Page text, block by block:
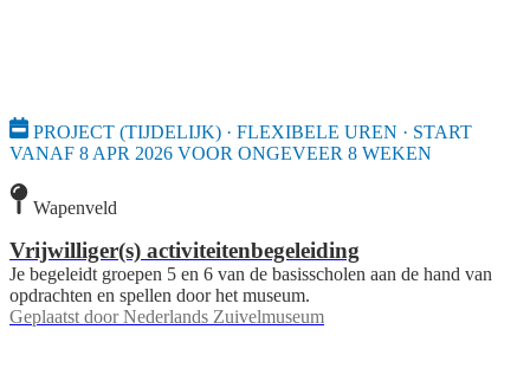
PROJECT (TIJDELIJK) · FLEXIBELE UREN · START
VANAF 8 APR 2026 VOOR ONGEVEER 8 WEKEN
Wapenveld
Vrijwilliger(s) activiteitenbegeleiding
Je begeleidt groepen 5 en 6 van de basisscholen aan de hand van
opdrachten en spellen door het museum.
Geplaatst door Nederlands Zuivelmuseum